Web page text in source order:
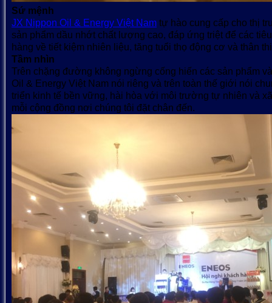
Sứ mệnh
JX Nippon Oil & Energy Việt Nam tự hào cung cấp cho thị
sản phẩm dầu nhớt chất lượng cao, đáp ứng triệt để các
hàng về tiết kiệm nhiên liệu, tăng tuổi thọ động cơ và thân
Tầm nhìn
Trên chặng đường không ngừng cống hiến các sản phẩm
Oil & Energy Việt Nam nói riêng và trên toàn thế giới nói
triển kinh tế bền vững, hài hòa với môi trường tự nhiên và
mỗi cộng đồng nơi chúng tôi đặt chân đến.